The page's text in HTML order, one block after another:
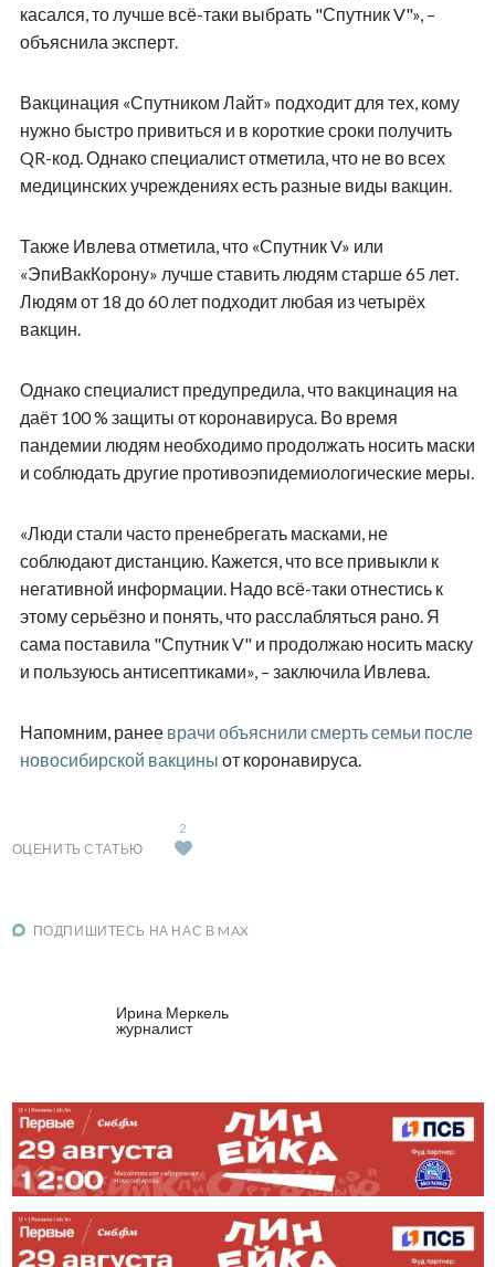
касался, то лучше всё-таки выбрать "Спутник V"», –
объяснила эксперт.
Вакцинация «Спутником Лайт» подходит для тех, кому
нужно быстро привиться и в короткие сроки получить
QR-код. Однако специалист отметила, что не во всех
медицинских учреждениях есть разные виды вакцин.
Также Ивлева отметила, что «Спутник V» или
«ЭпиВакКорону» лучше ставить людям старше 65 лет.
Людям от 18 до 60 лет подходит любая из четырёх
вакцин.
Однако специалист предупредила, что вакцинация на
даёт 100 % защиты от коронавируса. Во время
пандемии людям необходимо продолжать носить маски
и соблюдать другие противоэпидемиологические меры.
«Люди стали часто пренебрегать масками, не
соблюдают дистанцию. Кажется, что все привыкли к
негативной информации. Надо всё-таки отнестись к
этому серьёзно и понять, что расслабляться рано. Я
сама поставила "Спутник V" и продолжаю носить маску
и пользуюсь антисептиками», – заключила Ивлева.
Напомним, ранее врачи объяснили смерть семьи после
новосибирской вакцины от коронавируса.
ОЦЕНИТЬ СТАТЬЮ
2
ПОДПИШИТЕСЬ НА НАС В MAX
Ирина Меркель
журналист